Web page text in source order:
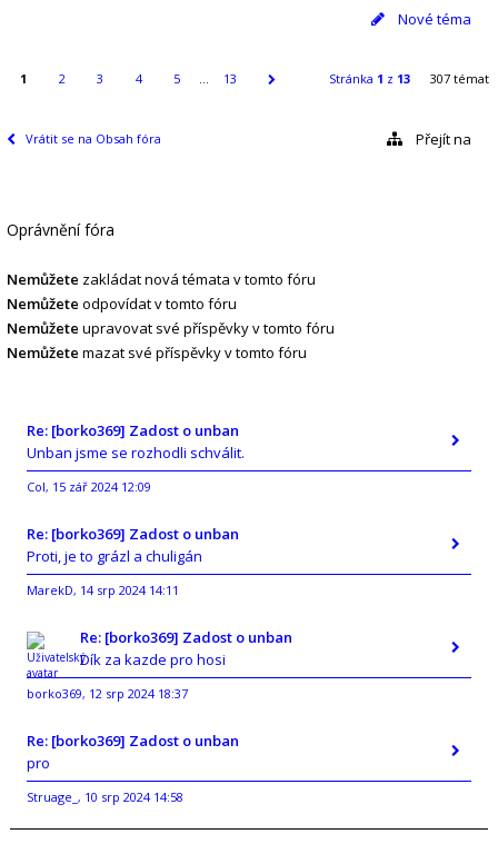
Nové téma
1 2 3 4 5 … 13 Stránka 1 z 13 307 témat
Vrátit se na Obsah fóra Přejít na
Oprávnění fóra
Nemůžete zakládat nová témata v tomto fóru
Nemůžete odpovídat v tomto fóru
Nemůžete upravovat své příspěvky v tomto fóru
Nemůžete mazat své příspěvky v tomto fóru
Re: [borko369] Zadost o unban
Unban jsme se rozhodli schválit.
Col, 15 zář 2024 12:09
Re: [borko369] Zadost o unban
Proti, je to grázl a chuligán
MarekD, 14 srp 2024 14:11
Re: [borko369] Zadost o unban
Dík za kazde pro hosi
borko369, 12 srp 2024 18:37
Re: [borko369] Zadost o unban
pro
Struage_ , 10 srp 2024 14:58